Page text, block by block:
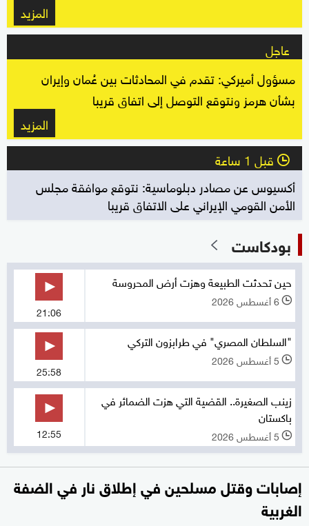
المزيد
عاجل
مسؤول أميركي: تقدم في المحادثات بين عُمان وإيران
بشأن هرمز ونتوقع التوصل إلى اتفاق قريبا
المزيد
l قبل 1 ساعة
أكسيوس عن مصادر دبلوماسية: نتوقع موافقة مجلس
الأمن القومي الإيراني على الاتفاق قريبا
بودكاست
حين تحدثت الطبيعة وهزت أرض المحروسة
l 6 أغسطس 2026
21:06
"السلطان المصري" في طرابزون التركي
l 5 أغسطس 2026
25:58
زينب الصغيرة.. القضية التي هزت الضمائر في
باكستان
l 5 أغسطس 2026 12:55
إصابات وقتل مسلحين في إطلاق نار في الضفة
الغربية